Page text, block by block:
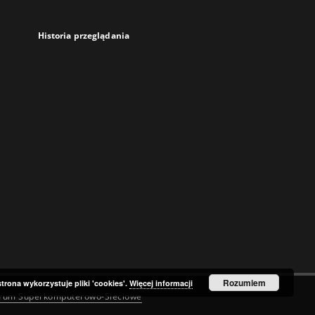
Historia przeglądania
Superkomputerowo-Sieciowe
wykorzystuje pliki 'cookies'.Więcej informacji Rozumiem